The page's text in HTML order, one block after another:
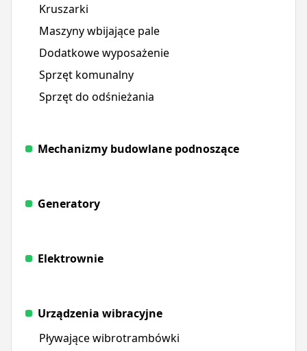
Kruszarki
Maszyny wbijające pale
Dodatkowe wyposażenie
Sprzęt komunalny
Sprzęt do odśnieżania
Mechanizmy budowlane podnoszące
Generatory
Elektrownie
Urządzenia wibracyjne
Pływające wibrotrambówki